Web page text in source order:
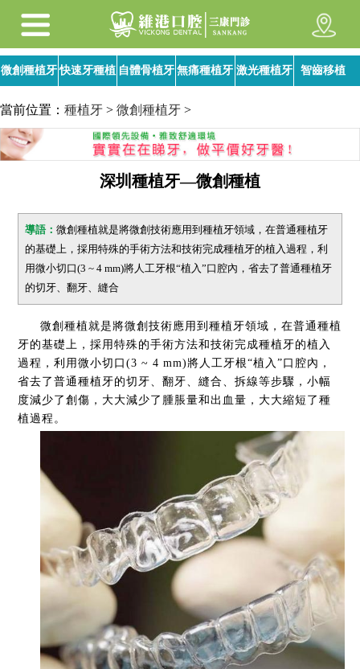
微創種植牙 快速牙種植 自體骨植牙 無痛種植牙 激光種植牙 智齒移植
當前位置： 種植牙 > 微創種植牙 >
深圳種植牙—微創種植
導語：微創種植就是將微創技術應用到種植牙領域，在普通種植牙
的基礎上，採用特殊的手術方法和技術完成種植牙的植入過程，利
用微小切口(3 ~ 4 mm)將人工牙根“植入”口腔內，省去了普通種植牙
的切牙、翻牙、縫合
微創種植就是將微創技術應用到種植牙領域，在普通種植
牙的基礎上，採用特殊的手術方法和技術完成種植牙的植入
過程，利用微小切口(3 ~ 4 mm)將人工牙根“植入”口腔內，
省去了普通種植牙的切牙、翻牙、縫合、拆線等步驟，小幅
度減少了創傷，大大減少了腫脹量和出血量，大大縮短了種
植過程。